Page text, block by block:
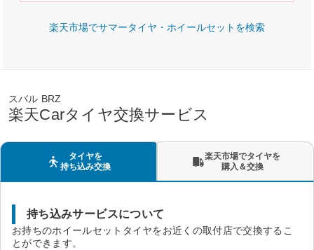
楽天市場でサマータイヤ・ホイールセットを検索
スバル BRZ
楽天Carタイヤ交換サービス
タイヤを
持ち込み交換
楽天市場でタイヤを
購入＆交換
持ち込みサービスについて
お持ちのホイールセットタイヤをお近くの取付店で交換するこ
とができます。